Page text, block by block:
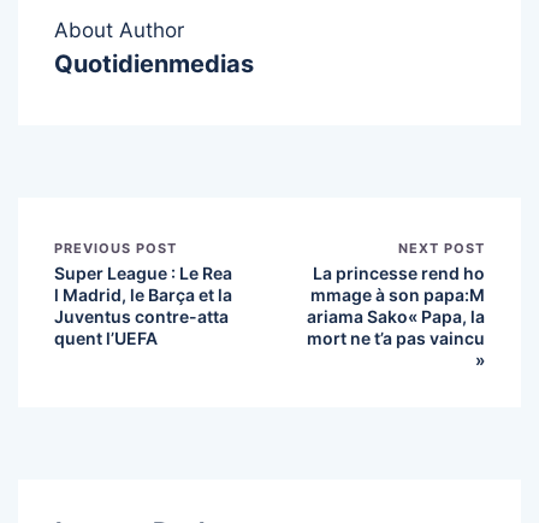
About Author
Quotidienmedias
PREVIOUS POST
Super League : Le Rea
l Madrid, le Barça et la
Juventus contre-atta
quent l’UEFA
NEXT POST
La princesse rend ho
mmage à son papa:M
ariama Sako« Papa, la
mort ne t’a pas vaincu
»